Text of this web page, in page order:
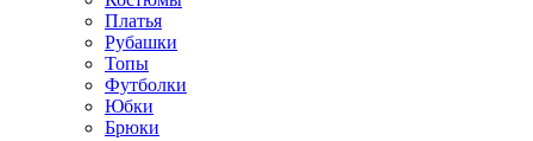
Платья
Рубашки
Топы
Футболки
Юбки
Брюки